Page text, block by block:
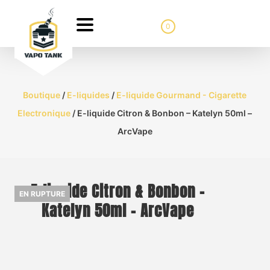
0
Boutique / E-liquides / E-liquide Gourmand - Cigarette
Electronique / E-liquide Citron & Bonbon – Katelyn 50ml –
ArcVape
E-liquide Citron & Bonbon –
Katelyn 50ml – ArcVape
EN RUPTURE